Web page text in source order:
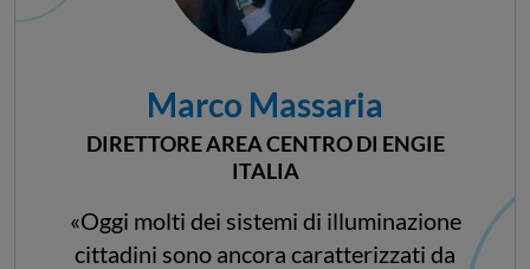
Marco Massaria
DIRETTORE AREA CENTRO DI ENGIE
ITALIA
«Oggi molti dei sistemi di illuminazione
cittadini sono ancora caratterizzati da